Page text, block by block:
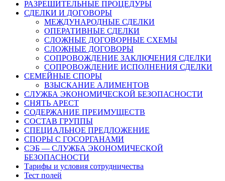
РАЗРЕШИТЕЛЬНЫЕ ПРОЦЕДУРЫ
СДЕЛКИ И ДОГОВОРЫ
МЕЖДУНАРОДНЫЕ СДЕЛКИ
ОПЕРАТИВНЫЕ СДЕЛКИ
СЛОЖНЫЕ ДОГОВОРНЫЕ СХЕМЫ
СЛОЖНЫЕ ДОГОВОРЫ
СОПРОВОЖДЕНИЕ ЗАКЛЮЧЕНИЯ СДЕЛКИ
СОПРОВОЖДЕНИЕ ИСПОЛНЕНИЯ СДЕЛКИ
СЕМЕЙНЫЕ СПОРЫ
ВЗЫСКАНИЕ АЛИМЕНТОВ
СЛУЖБА ЭКОНОМИЧЕСКОЙ БЕЗОПАСНОСТИ
СНЯТЬ АРЕСТ
СОДЕРЖАНИЕ ПРЕИМУЩЕСТВ
СОСТАВ ГРУППЫ
СПЕЦИАЛЬНОЕ ПРЕДЛОЖЕНИЕ
СПОРЫ С ГОСОРГАНАМИ
СЭБ — СЛУЖБА ЭКОНОМИЧЕСКОЙ
БЕЗОПАСНОСТИ
Тарифы и условия сотрудничества
Тест полей